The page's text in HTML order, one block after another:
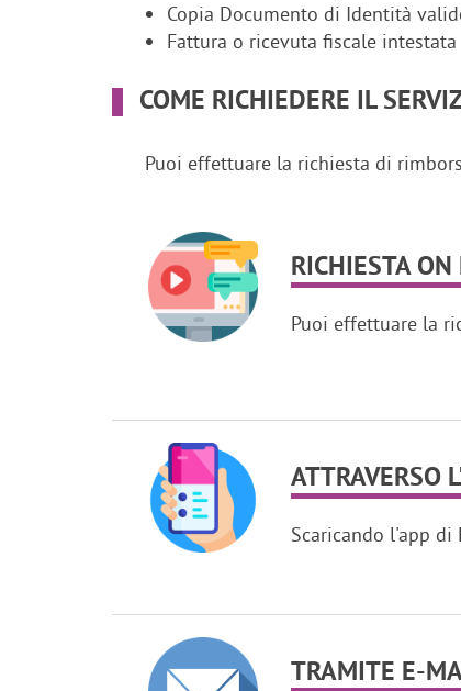
Copia Documento di Identità
Fattura o ricevuta fiscale intestata
COME RICHIEDERE IL
Puoi effettuare la richiesta di
RICHIESTA ON
Puoi effettuare la
ATTRAVERSO
Scaricando l'app di
TRAMITE E-